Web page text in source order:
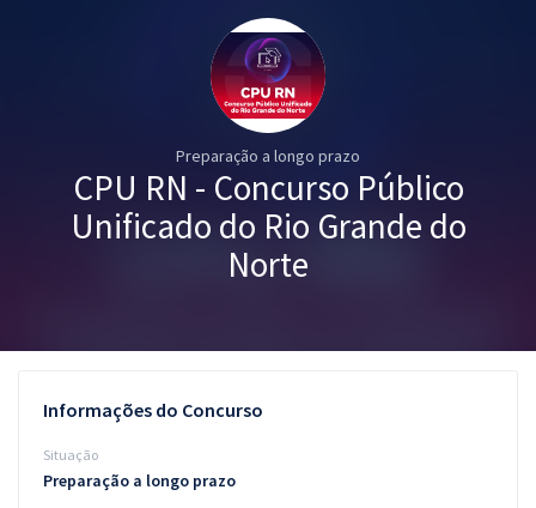
Graduação
Blog
Preparação a longo prazo
CPU RN - Concurso Público
Unificado do Rio Grande do
Norte
Informações do Concurso
Situação
Preparação a longo prazo